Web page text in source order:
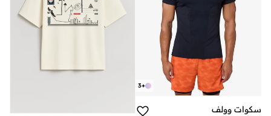
+
3
سكوات وولف